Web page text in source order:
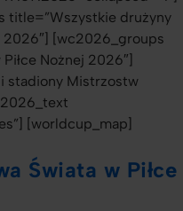
title=”Wszystkie drużyny
2026″] [wc2026_groups
Nożnej 2026″]
stadiony Mistrzostw
[worldcup_map]
Świata w Piłce